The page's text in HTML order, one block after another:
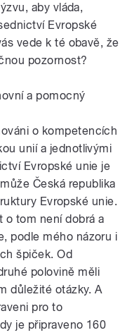
aby vláda,
Evropské
vede k té obavě, že
pozornost?
a pomocný
o kompetencích
unií a jednotlivými
Evropské unie je
Česká republika
Evropské unie.
o tom není dobrá a
podle mého názoru i
špiček. Od
polovině měli
důležité otázky. A
pro to
je připraveno 160